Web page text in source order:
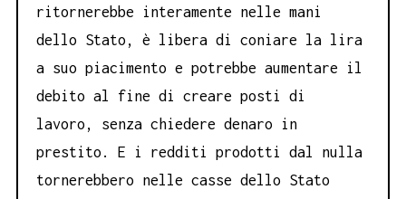
ritornerebbe interamente nelle mani
dello Stato, è libera di coniare la lira
a suo piacimento e potrebbe aumentare il
debito al fine di creare posti di
lavoro, senza chiedere denaro in
prestito. E i redditi prodotti dal nulla
tornerebbero nelle casse dello Stato